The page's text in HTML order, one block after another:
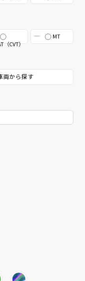
（CVT）
MT
両から探す